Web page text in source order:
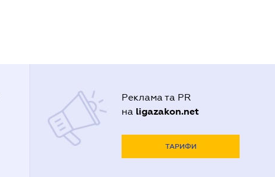
Реклама та PR
на ligazakon.net
ТАРИФИ